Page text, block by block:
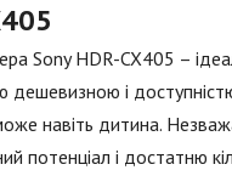
Sony HDR-CX405 –
дешевизною і
навіть дитина.
потенціал і достатню